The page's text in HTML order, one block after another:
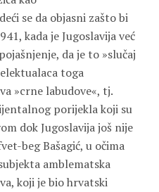
se da objasni zašto bi
kada je Jugoslavija već
da je to »slučaj
toga
»crne labudove«, tj.
porijekla koji su
dok Jugoslavija još nije
beg Bašagić, u očima
amblematska
koji je bio hrvatski